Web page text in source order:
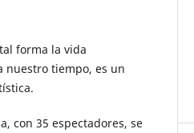
forma la vida
nuestro tiempo, es un
con 35 espectadores, se